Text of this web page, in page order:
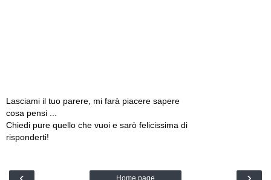
Lasciami il tuo parere, mi farà piacere sapere
cosa pensi ...
Chiedi pure quello che vuoi e sarò felicissima di
risponderti!
Home page